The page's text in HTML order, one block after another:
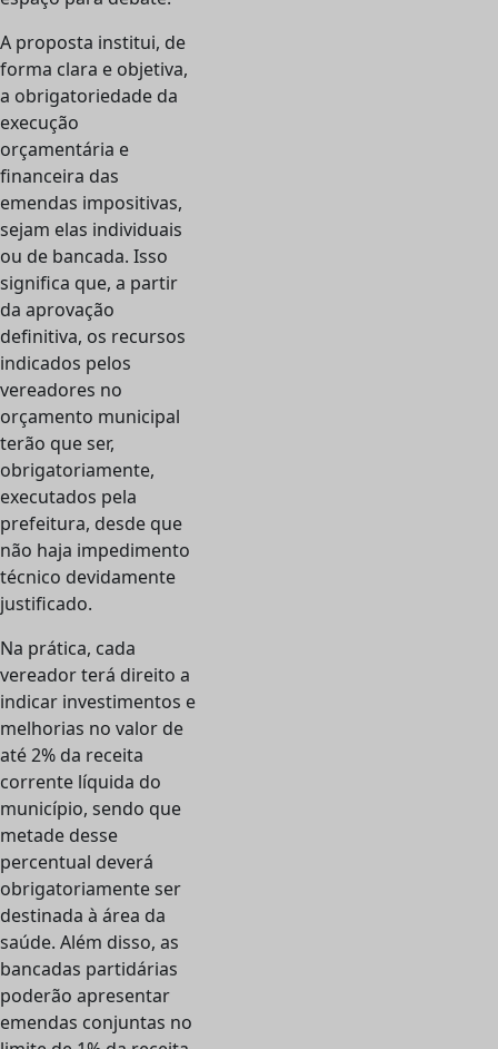
A proposta institui, de
forma clara e objetiva,
a obrigatoriedade da
execução
orçamentária e
financeira das
emendas impositivas,
sejam elas individuais
ou de bancada. Isso
significa que, a partir
da aprovação
definitiva, os recursos
indicados pelos
vereadores no
orçamento municipal
terão que ser,
obrigatoriamente,
executados pela
prefeitura, desde que
não haja impedimento
técnico devidamente
justificado.
Na prática, cada
vereador terá direito a
indicar investimentos e
melhorias no valor de
até 2% da receita
corrente líquida do
município, sendo que
metade desse
percentual deverá
obrigatoriamente ser
destinada à área da
saúde. Além disso, as
bancadas partidárias
poderão apresentar
emendas conjuntas no